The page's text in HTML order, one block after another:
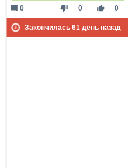
thumb_down 0 thumb_up 0
mode_comment 0
Закончилась 61день назад